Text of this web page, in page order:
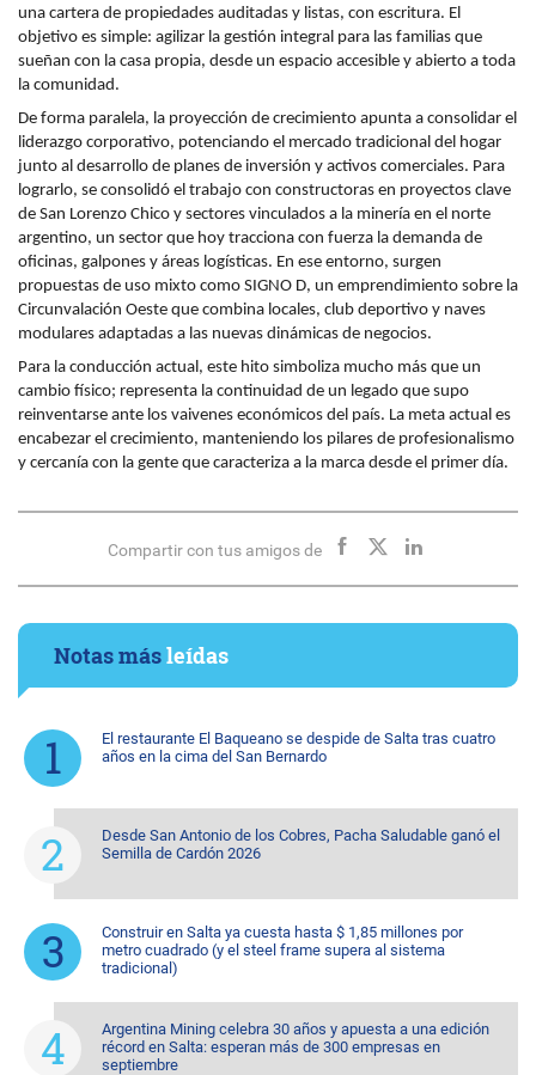
una cartera de propiedades auditadas y listas, con escritura. El
objetivo es simple: agilizar la gestión integral para las familias que
sueñan con la casa propia, desde un espacio accesible y abierto a toda
la comunidad.
De forma paralela, la proyección de crecimiento apunta a consolidar el
liderazgo corporativo, potenciando el mercado tradicional del hogar
junto al desarrollo de planes de inversión y activos comerciales. Para
lograrlo, se consolidó el trabajo con constructoras en proyectos clave
de San Lorenzo Chico y sectores vinculados a la minería en el norte
argentino, un sector que hoy tracciona con fuerza la demanda de
oficinas, galpones y áreas logísticas. En ese entorno, surgen
propuestas de uso mixto como SIGNO D, un emprendimiento sobre la
Circunvalación Oeste que combina locales, club deportivo y naves
modulares adaptadas a las nuevas dinámicas de negocios.
Para la conducción actual, este hito simboliza mucho más que un
cambio físico; representa la continuidad de un legado que supo
reinventarse ante los vaivenes económicos del país. La meta actual es
encabezar el crecimiento, manteniendo los pilares de profesionalismo
y cercanía con la gente que caracteriza a la marca desde el primer día.
Compartir con tus amigos de
Notas másleídas
El restaurante El Baqueano se despide de Salta tras cuatro
años en la cima del San Bernardo
Desde San Antonio de los Cobres, Pacha Saludable ganó el
Semilla de Cardón 2026
Construir en Salta ya cuesta hasta $ 1,85 millones por
metro cuadrado (y el steel frame supera al sistema
tradicional)
Argentina Mining celebra 30 años y apuesta a una edición
récord en Salta: esperan más de 300 empresas en
septiembre